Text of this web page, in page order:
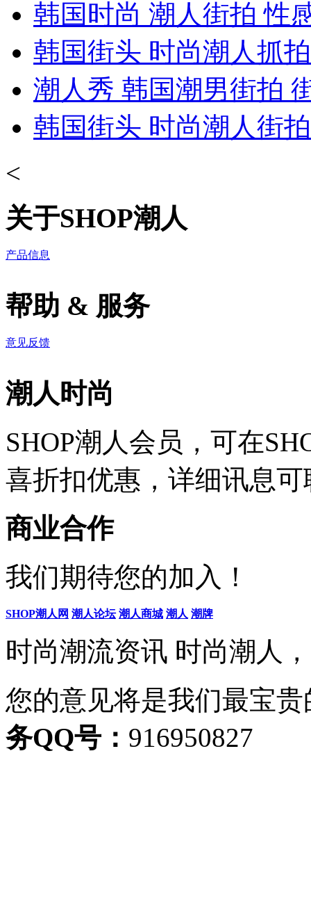
韩国时尚 潮人街拍 性
韩国街头 时尚潮人抓
潮人秀 韩国潮男街拍
韩国街头 时尚潮人街
<
关于SHOP潮人
产品信息
帮助 & 服务
意见反馈
潮人时尚
SHOP潮人会员，可在
喜折扣优惠，详细讯息
商业合作
我们期待您的加入！
SHOP潮人网 潮人论坛 潮人商城 潮人 潮牌
时尚潮流资讯 时尚潮人
您的意见将是我们最宝
务QQ号： 916950827